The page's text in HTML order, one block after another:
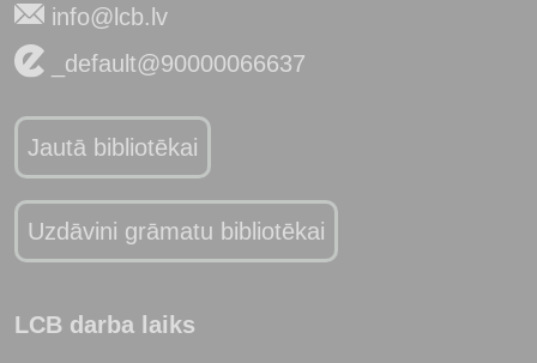
info@lcb.lv
_default@90000066637
Jautā bibliotēkai
Uzdāvini grāmatu bibliotēkai
LCB darba laiks